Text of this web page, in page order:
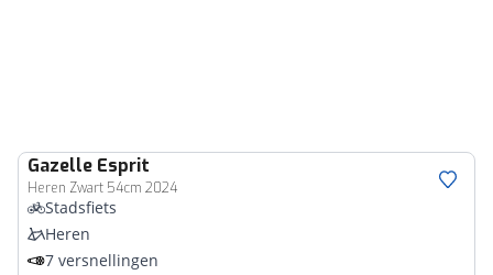
Gazelle Esprit
Heren Zwart 54cm 2024
Stadsfiets
Heren
7 versnellingen